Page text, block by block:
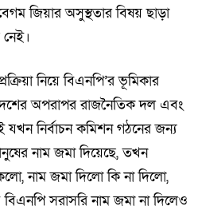
জিয়ার অসুস্থতার বিষয় ছাড়া
নিয়ে বিএনপি’র ভূমিকার
অপরাপর রাজনৈতিক দল এবং
নির্বাচন কমিশন গঠনের জন্য
নাম জমা দিয়েছে, তখন
নাম জমা দিলো কি না দিলো,
সরাসরি নাম জমা না দিলেও